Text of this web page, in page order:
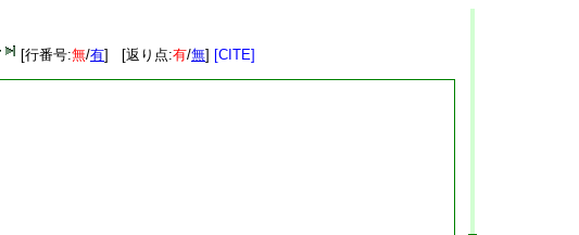
[行番号:無/有] [返り点:有/無] [CITE]